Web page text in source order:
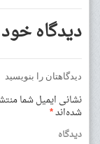
دیدگاه
دیدگاهتان را بنویسید
نشانی ایمیل شما
شده‌اند*
دیدگاه